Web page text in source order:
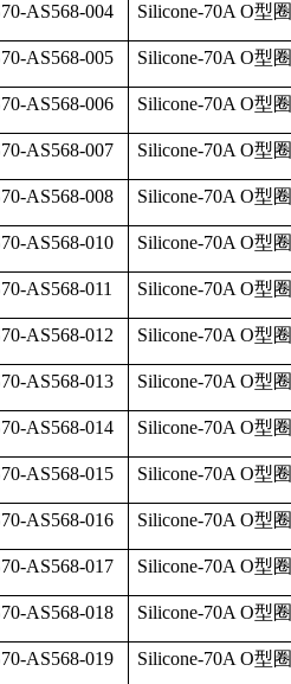
AS568-004 Silicone-70A O型圈
AS568-005 Silicone-70A O型圈
AS568-006 Silicone-70A O型圈
AS568-007 Silicone-70A O型圈
AS568-008 Silicone-70A O型圈
AS568-010 Silicone-70A O型圈
AS568-011 Silicone-70A O型圈
AS568-012 Silicone-70A O型圈
AS568-013 Silicone-70A O型圈
AS568-014 Silicone-70A O型圈
AS568-015 Silicone-70A O型圈
AS568-016 Silicone-70A O型圈
AS568-017 Silicone-70A O型圈
AS568-018 Silicone-70A O型圈
AS568-019 Silicone-70A O型圈